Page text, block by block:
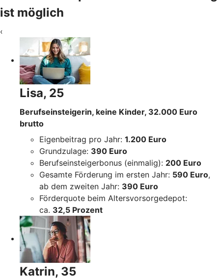
ist möglich
‹
Lisa, 25
Berufseinsteigerin, keine Kinder, 32.000 Euro
brutto
Eigenbeitrag pro Jahr: 1.200 Euro
Grundzulage: 390 Euro
Berufseinsteigerbonus (einmalig): 200 Euro
Gesamte Förderung im ersten Jahr: 590 Euro,
ab dem zweiten Jahr: 390 Euro
Förderquote beim Altersvorsorgedepot:
ca. 32,5 Prozent
Katrin, 35